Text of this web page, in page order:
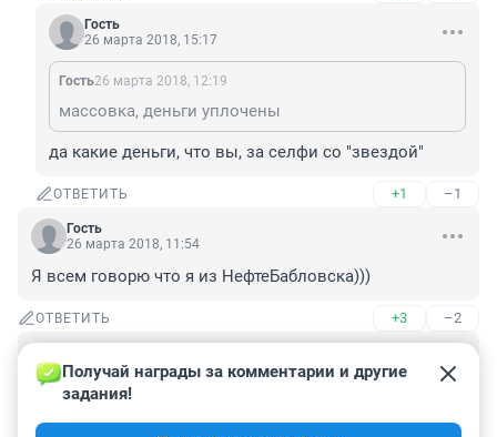
Гость
26 марта 2018, 15:17
Гость26 марта 2018, 12:19
массовка, деньги уплочены
да какие деньги, что вы, за селфи со "звездой"
ОТВЕТИТЬ +1 –1
Гость
26 марта 2018, 11:54
Я всем говорю что я из НефтеБабловска)))
ОТВЕТИТЬ +3 –2
26 марта 2018, 11:53
Тоже ожидал от выступления большего...только если
у нас так всё хорошо,то в других городах России
Получай награды за комментарии и другие
задания!